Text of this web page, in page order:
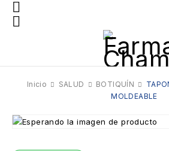
Inicio SALUD BOTIQUÍN
MOLDEABLE